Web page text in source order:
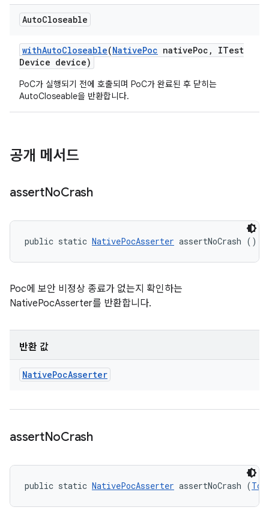
AutoCloseable
withAutoCloseable(NativePoc nativePoc ,
ITest
Device device)
PoC가 실행되기 전에 호출되며 PoC가 완료된 후 닫히는
AutoCloseable을 반환합니다.
공개 메서드
assertNoCrash
public static NativePocAsserter assertNoCrash ()
Poc에 보안 비정상 종료가 없는지 확인하는
NativePocAsserter를 반환합니다.
반환 값
NativePocAsserter
assertNoCrash
public static NativePocAsserter assertNoCrash (